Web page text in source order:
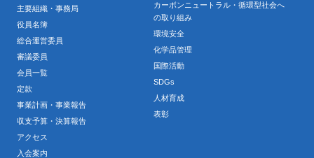
主要組織・事務局
役員名簿
総合運営委員
審議委員
会員一覧
定款
事業計画・事業報告
収支予算・決算報告
アクセス
入会案内
カーボンニュートラル・循環型社会へ
の取り組み
環境安全
化学品管理
国際活動
SDGs
人材育成
表彰